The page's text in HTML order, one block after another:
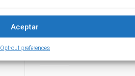
Aceptar
Opt-out preferences